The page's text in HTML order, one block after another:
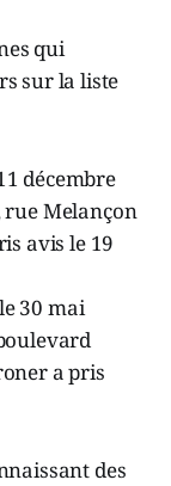
qui
sur la liste
décembre
rue Melançon
avis le 19
30 mai
a pris
des